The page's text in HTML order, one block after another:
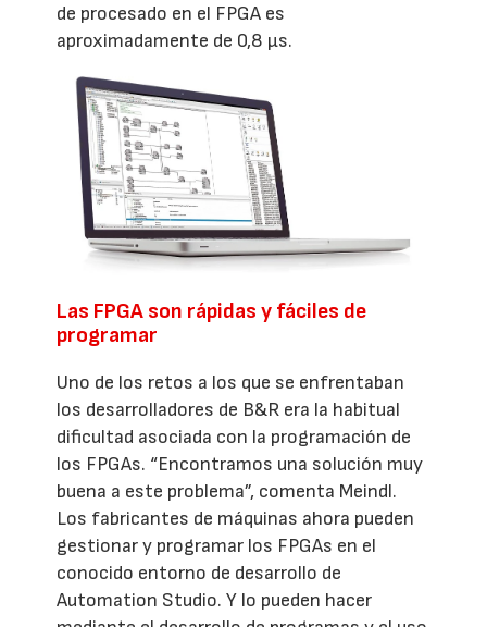
de procesado en el FPGA es
aproximadamente de 0,8 µs.
Las FPGA son rápidas y fáciles de
programar
Uno de los retos a los que se enfrentaban
los desarrolladores de B&R era la habitual
dificultad asociada con la programación de
los FPGAs. “Encontramos una solución muy
buena a este problema”, comenta Meindl.
Los fabricantes de máquinas ahora pueden
gestionar y programar los FPGAs en el
conocido entorno de desarrollo de
Automation Studio. Y lo pueden hacer